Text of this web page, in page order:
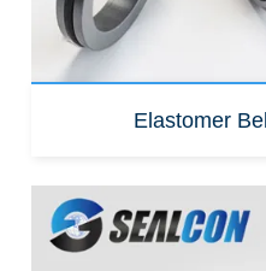
Elastomer